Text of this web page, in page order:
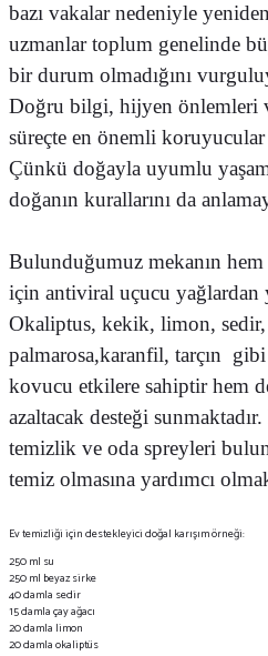
bazı vakalar nedeniyle
uzmanlar toplum genelinde
bir durum olmadığını
Doğru bilgi, hijyen önlemleri
süreçte en önemli koruyucular
Çünkü doğayla uyumlu
doğanın kurallarını da
Bulunduğumuz mekanın
için antiviral uçucu yağlardan
Okaliptus, kekik, limon,
palmarosa,karanfil, tarçın
kovucu etkilere sahiptir hem
azaltacak desteği
temizlik ve oda spreyleri
temiz olmasına yardımcı
Ev temizliği için destekleyici doğal karışım örneği:
250 ml su
250 ml beyaz sirke
40 damla sedir
15 damla çay ağacı
20 damla limon
20 damla okaliptüs